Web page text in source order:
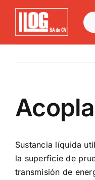
Saltar
contenido
Sustancia líquida
la superficie de
transmisión de